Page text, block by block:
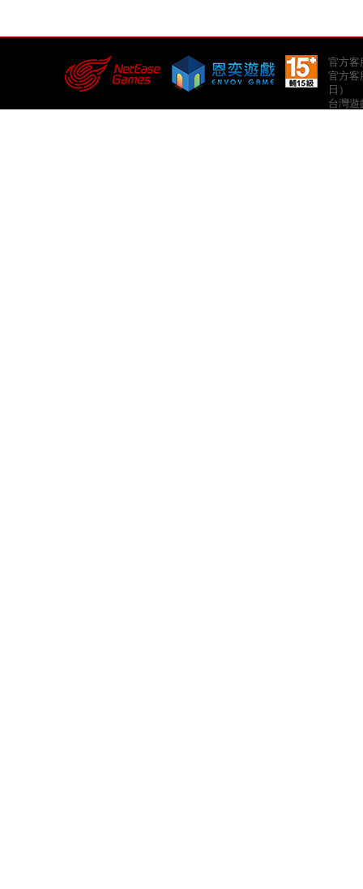
官方客
官方客
日）
台灣遊